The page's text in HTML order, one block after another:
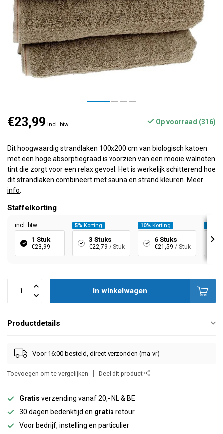
€23,99 incl. btw Op voorraad (316)
Dit hoogwaardig strandlaken 100x200 cm van biologisch katoen
met een hoge absorptiegraad is voorzien van een mooie walnoten
tint die zorgt voor een relax gevoel. Het is werkelijk schitterend hoe
dit strandlaken combineert met sauna en strand kleuren. Meer
info
Staffelkorting
incl. btw
1 Stuk
€23,99
5% Korting
3 Stuks
€22,79 / Stuk
10% Korting
6 Stuks
€21,59 / Stuk
In winkelwagen
Productdetails
Voor 16:00 besteld, direct verzonden (ma-vr)
Toevoegen om te vergelijken Deel dit product
Gratis verzending vanaf 20,- NL & BE
30 dagen bedenktijd en gratis retour
Voor bedrijf, instelling en particulier